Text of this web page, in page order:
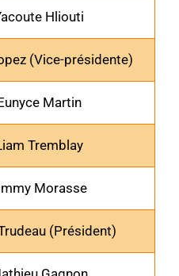
Hliouti
(Vice-présidente)
Martin
Tremblay
Morasse
(Président)